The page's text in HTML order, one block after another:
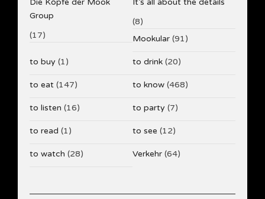
Die Köpfe der Mook
Group
(17)
It’s all about the details
(8)
Mookular (91)
to buy (1) to drink (20)
to eat (147) to know (468)
to listen (16) to party (7)
to read (1) to see (12)
to watch (28) Verkehr (64)